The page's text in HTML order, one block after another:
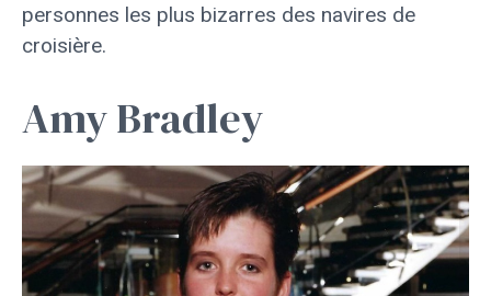
personnes les plus bizarres des navires de
croisière.
Amy Bradley